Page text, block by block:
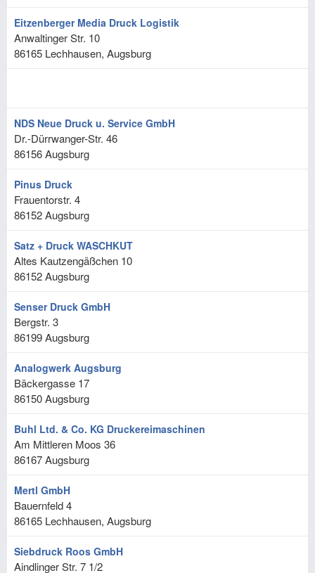
Eitzenberger Media Druck Logistik
Anwaltinger Str. 10
86165 Lechhausen, Augsburg
NDS Neue Druck u. Service GmbH
Dr.-Dürrwanger-Str. 46
86156Augsburg
Pinus Druck
Frauentorstr. 4
86152Augsburg
Satz + Druck WASCHKUT
Altes Kautzengäßchen 10
86152Augsburg
Senser Druck GmbH
Bergstr. 3
86199Augsburg
Analogwerk Augsburg
Bäckergasse 17
86150Augsburg
Buhl Ltd. & Co. KG Druckereimaschinen
Am Mittleren Moos 36
86167Augsburg
Mertl GmbH
Bauernfeld 4
86165 Lechhausen, Augsburg
Siebdruck Roos GmbH
Aindlinger Str. 7 1/2